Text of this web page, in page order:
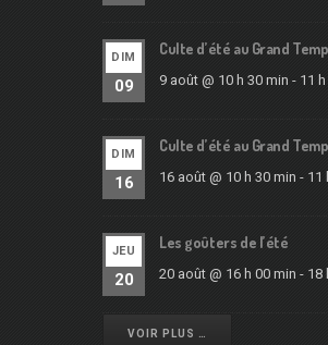
DIM
09
Culte d’été au Grand
9 août @ 10 h 30 min - 11
DIM
16
Culte d’été au Grand
16 août @ 10 h 30 min - 11
JEU
20
Les goûters de l’été
20 août @ 16 h 00 min - 18
VOIR PLUS …